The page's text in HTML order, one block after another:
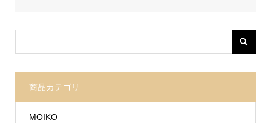
商品カテゴリ
MOIKO